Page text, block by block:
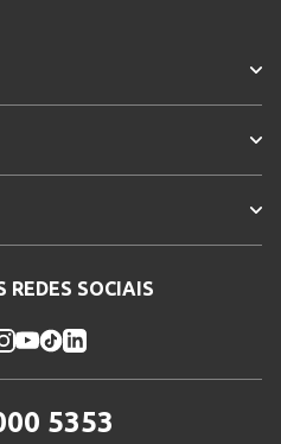
REDES SOCIAIS
5353